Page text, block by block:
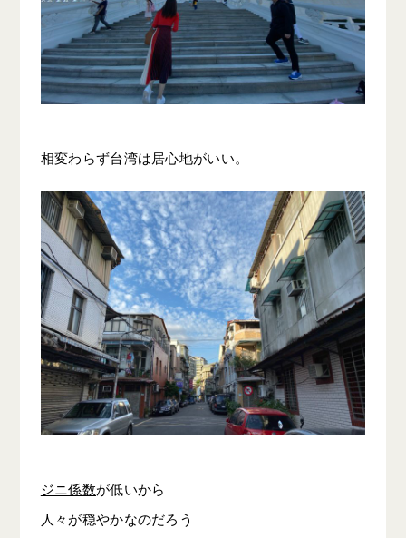
相変わらず台湾は居心地がいい。
ジニ係数が低いから
人々が穏やかなのだろう